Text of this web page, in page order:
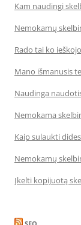
Kam naudingi
Nemokamų
Rado tai ko ieškojo
Mano išmanusis
Naudinga
Nemokama
Kaip sulaukti
Nemokamų
Įkelti kopijuotą